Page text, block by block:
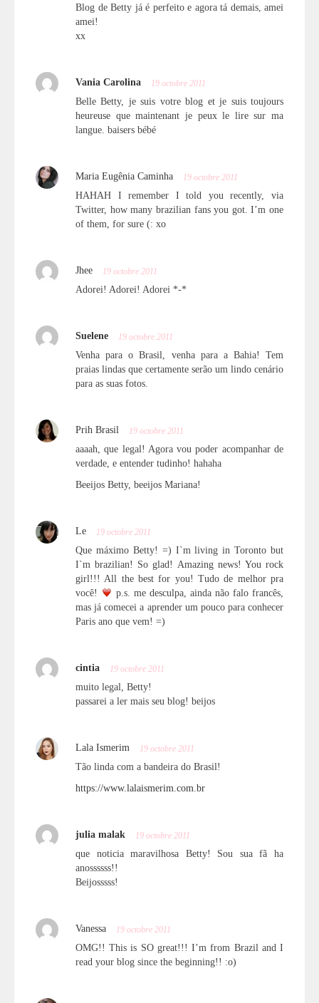
Blog de Betty já é perfeito e agora tá demais, amei
amei!
xx
Vania Carolina 19 octobre 2011
Belle Betty, je suis votre blog et je suis toujours
heureuse que maintenant je peux le lire sur ma
langue. baisers bébé
Maria Eugênia Caminha 19 octobre 2011
HAHAH I remember I told you recently, via
Twitter, how many brazilian fans you got. I’m one
of them, for sure (: xo
Jhee 19 octobre 2011
Adorei! Adorei! Adorei *-*
Suelene 19 octobre 2011
Venha para o Brasil, venha para a Bahia! Tem
praias lindas que certamente serão um lindo cenário
para as suas fotos.
Prih Brasil 19 octobre 2011
aaaah, que legal! Agora vou poder acompanhar de
verdade, e entender tudinho! hahaha
Beeijos Betty, beeijos Mariana!
Le 19 octobre 2011
Que máximo Betty! =) I`m living in Toronto but
I`m brazilian! So glad! Amazing news! You rock
girl!!! All the best for you! Tudo de melhor pra
você!
p.s. me desculpa, ainda não falo francês,
mas já comecei a aprender um pouco para conhecer
Paris ano que vem! =)
cintia 19 octobre 2011
muito legal, Betty!
passarei a ler mais seu blog! beijos
Lala Ismerim 19 octobre 2011
Tão linda com a bandeira do Brasil!
https://www.lalaismerim.com.br
julia malak 19 octobre 2011
que noticia maravilhosa Betty! Sou sua fã ha
anossssss!!
Beijosssss!
Vanessa 19 octobre 2011
OMG!! This is SO great!!! I’m from Brazil and I
read your blog since the beginning!! :o)